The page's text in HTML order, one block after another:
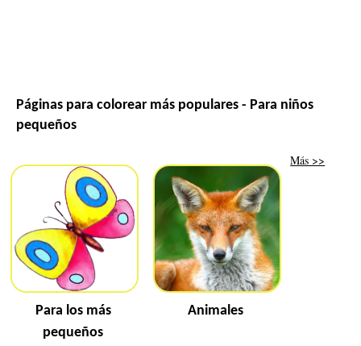
Páginas para colorear más populares - Para niños
pequeños
Para los más
pequeños
Animales
Más >>